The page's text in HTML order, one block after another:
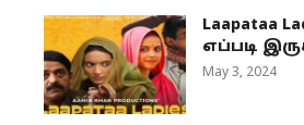
Laapataa
எப்படி
May 3, 2024